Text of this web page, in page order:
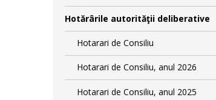
Hotărârile autorităţii deliberative
Hotarari de Consiliu
Hotarari de Consiliu, anul 2026
Hotarari de Consiliu, anul 2025